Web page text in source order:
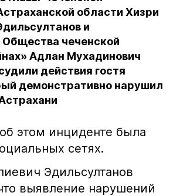
области Хизри
и
чеченской
Адлан Мухадинович
действия гостя
демонстративно нарушил
этом инциденте была
сетях.
Эдильсултанов
выявление нарушений